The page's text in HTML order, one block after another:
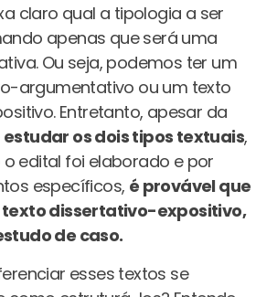
claro qual a tipologia a ser
apenas que será uma
Ou seja, podemos ter um
argumentativo ou um texto
Entretanto, apesar da
estudar os dois tipos textuais,
edital foi elaborado e por
específicos, é provável que
dissertativo-expositivo,
de caso.
esses textos se